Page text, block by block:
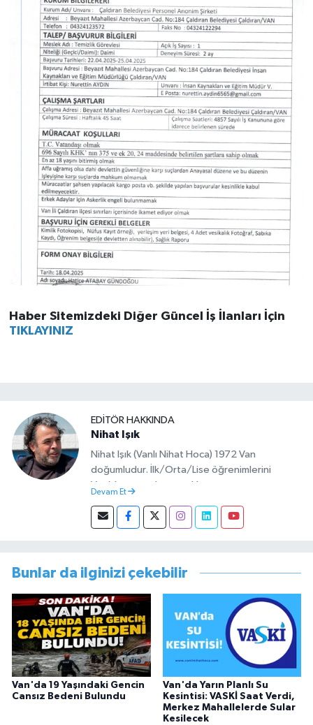
Haber Sitemizdeki Diğer Güncel İş İlanları İçin
TIKLAYINIZ
EDITÖR HAKKINDA
Nihat Işık
Nihat Işık (Vanlı Nihat Hoca) 1972 Van
doğumludur. İlk/Orta/Lise öğrenimlerini
Van’da tamamlamıştır. Hacettepe mezunu
başlamıştır. Asteğmen olarak yaptığı vatani
görevi dönüşü Van Sosyal Hizmetler İl
görevini yürütürken istifa edip sosyal medyayı
tercih etmiştir.
Devam Et
Bunlar da ilginizi çekebilir
Van'da 19 Yaşındaki Gencin
Cansız Bedeni Bulundu
Van'da Yarın Planlı Su
Kesintisi: VASKİ Saat Verdi,
Merkez Mahallelerde Sular
Kesilecek